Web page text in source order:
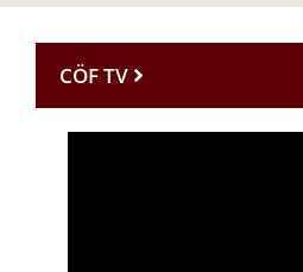
CÖF TV